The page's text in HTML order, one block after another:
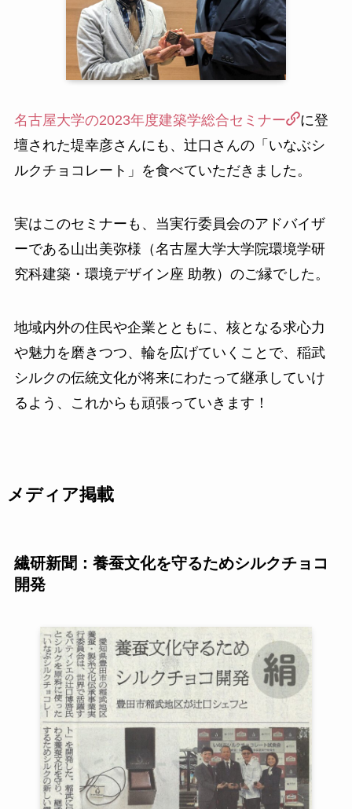
名古屋大学の2023年度建築学総合セミナー
に登
壇された堤幸彦さんにも、辻口さんの「いなぶシ
ルクチョコレート」を食べていただきました。
実はこのセミナーも、当実行委員会のアドバイザ
ーである山出美弥様（名古屋大学大学院環境学研
究科建築・環境デザイン座 助教）のご縁でした。
地域内外の住民や企業とともに、核となる求心力
や魅力を磨きつつ、輪を広げていくことで、稲武
シルクの伝統文化が将来にわたって継承していけ
るよう、これからも頑張っていきます！
メディア掲載
繊研新聞：養蚕文化を守るためシルクチョコ
開発